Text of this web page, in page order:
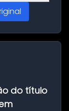
do título